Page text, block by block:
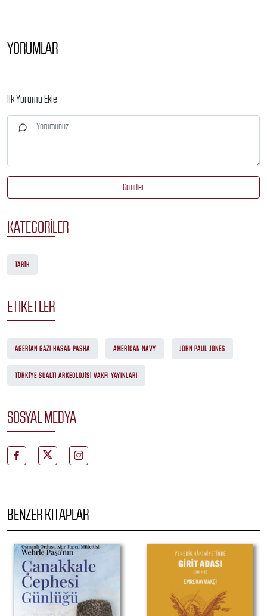
YORUMLAR
İlk Yorumu Ekle
Gönder
KATEGORILER
TARIH
ETIKETLER
AGERIAN GAZI HASAN PASHA AMERICAN NAVY JOHN PAUL JONES
TÜRKIYE SUALTI ARKEOLOJISI VAKFI YAYINLARI
SOSYAL MEDYA
BENZER KITAPLAR